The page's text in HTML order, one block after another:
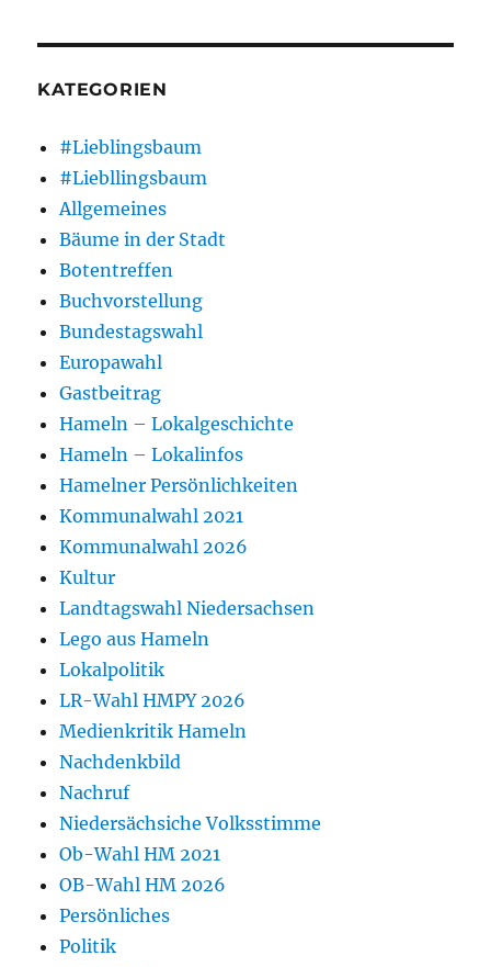
KATEGORIEN
#Lieblingsbaum
#Liebllingsbaum
Allgemeines
Bäume in der Stadt
Botentreffen
Buchvorstellung
Bundestagswahl
Europawahl
Gastbeitrag
Hameln – Lokalgeschichte
Hameln – Lokalinfos
Hamelner Persönlichkeiten
Kommunalwahl 2021
Kommunalwahl 2026
Kultur
Landtagswahl Niedersachsen
Lego aus Hameln
Lokalpolitik
LR-Wahl HMPY 2026
Medienkritik Hameln
Nachdenkbild
Nachruf
Niedersächsiche Volksstimme
Ob-Wahl HM 2021
OB-Wahl HM 2026
Persönliches
Politik